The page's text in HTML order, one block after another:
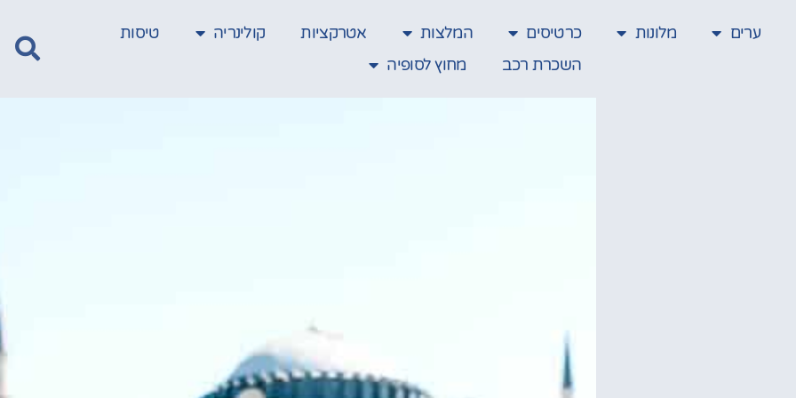
ערים מלונות כרטיסים המלצות אטרקציות קולינריה
טיסות
השכרת רכב
מחוץ לסופיה